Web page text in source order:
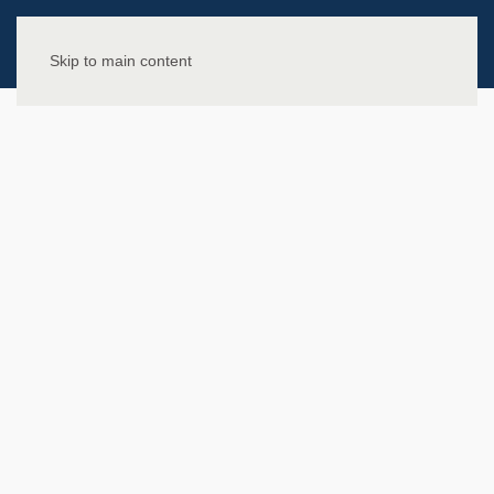
Skip to main content